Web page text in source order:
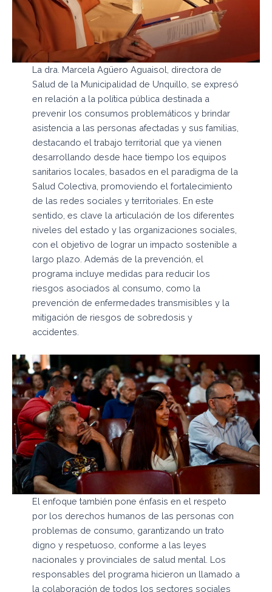
La dra. Marcela Agüero Aguaisol, directora de
Salud de la Municipalidad de Unquillo, se expresó
en relación a la política pública destinada a
prevenir los consumos problemáticos y brindar
asistencia a las personas afectadas y sus familias,
destacando el trabajo territorial que ya vienen
desarrollando desde hace tiempo los equipos
sanitarios locales, basados en el paradigma de la
Salud Colectiva, promoviendo el fortalecimiento
de las redes sociales y territoriales. En este
sentido, es clave la articulación de los diferentes
niveles del estado y las organizaciones sociales,
con el objetivo de lograr un impacto sostenible a
largo plazo. Además de la prevención, el
programa incluye medidas para reducir los
riesgos asociados al consumo, como la
prevención de enfermedades transmisibles y la
mitigación de riesgos de sobredosis y
accidentes.
El enfoque también pone énfasis en el respeto
por los derechos humanos de las personas con
problemas de consumo, garantizando un trato
digno y respetuoso, conforme a las leyes
nacionales y provinciales de salud mental. Los
responsables del programa hicieron un llamado a
la colaboración de todos los sectores sociales